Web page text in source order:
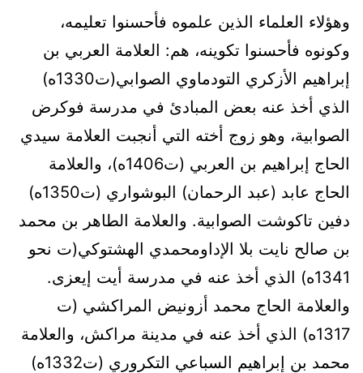
وهؤلاء العلماء الذين علموه فأحسنوا تعليمه،
وكونوه فأحسنوا تكوينه، هم: العلامة العربي بن
إبراهيم الأزكري التودماوي الصوابي(ت1330ه)
الذي أخذ عنه بعض المبادئ في مدرسة فوكرض
الصوابية، وهو زوج أخته التي أنجبت العلامة سيدي
الحاج إبراهيم بن العربي (ت1406ه)، والعلامة
الحاج عابد (عبد الرحمان) البوشواري (ت1350ه)
دفين تاكوشت الصوابية. والعلامة الطاهر بن محمد
بن صالح نايت بلا الإداومحمدي الهشتوكي(ت نحو
1341ه) الذي أخذ عنه في مدرسة أيت إيعزى.
والعلامة الحاج محمد أزونيض المراكشي (ت
1317ه) الذي أخذ عنه في مدينة مراكش، والعلامة
محمد بن إبراهيم السباعي التكروري (ت1332ه)